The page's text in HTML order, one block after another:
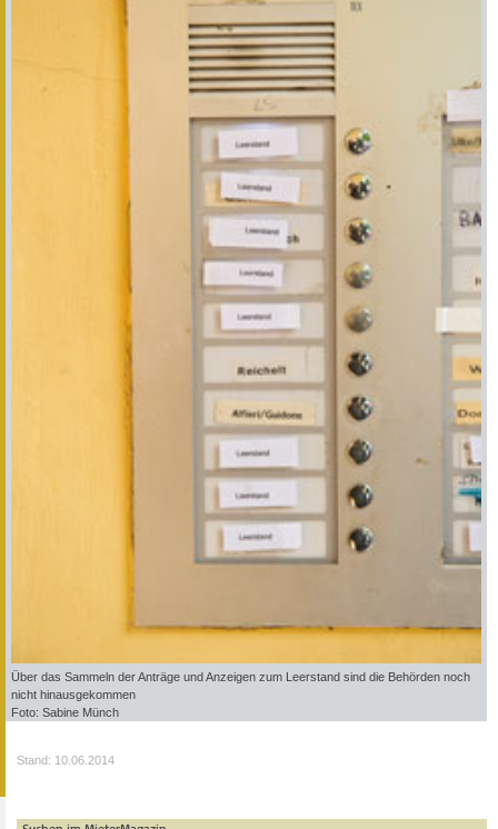
Über das Sammeln der Anträge und Anzeigen zum Leerstand sind die Behörden noch
nicht hinausgekommen
Foto: Sabine Münch
Stand: 10.06.2014